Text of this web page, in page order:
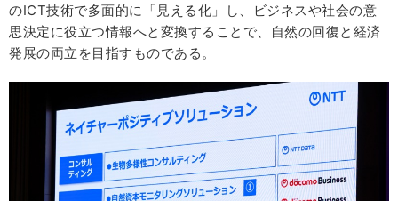
のICT技術で多面的に「見える化」し、ビジネスや社会の意
思決定に役立つ情報へと変換することで、自然の回復と経済
発展の両立を目指すものである。